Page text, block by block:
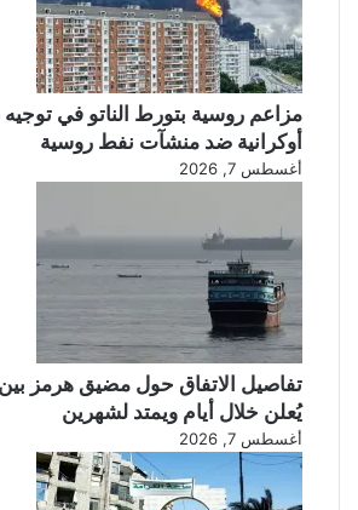
مزاعم روسية بتورط الناتو في
أوكرانية ضد منشآت نفط روسية
أغسطس 7, 2026
تفاصيل الاتفاق حول مضيق هرمز
يُعلن خلال أيام ويمتد لشهرين
أغسطس 7, 2026